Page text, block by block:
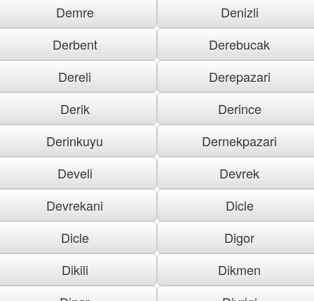
Demre
Denizli
Derbent
Derebucak
Dereli
Derepazari
Derik
Derince
Derinkuyu
Dernekpazari
Develi
Devrek
Devrekani
Dicle
Dicle
Digor
Dikili
Dikmen